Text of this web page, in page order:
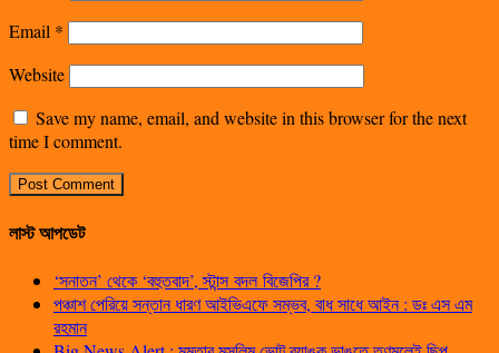
Email *
Website
Save my name, email, and website in this browser for the next
time I comment.
লাস্ট আপডেট
‘সনাতন’ থেকে ‘বহুতবাদ’, স্টান্স বদল বিজেপির ?
পঞ্চাশ পেরিয়ে সন্তান ধারণ আইভিএফে সম্ভব, বাধ সাধে আইন : ডঃ এস এম
রহমান